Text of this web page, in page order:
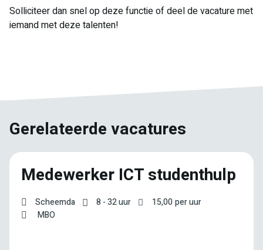
Solliciteer dan snel op deze functie of deel de vacature met
iemand met deze talenten!
Gerelateerde vacatures
Medewerker ICT studenthulp
Scheemda 8 - 32 uur 15,00per uur
MBO